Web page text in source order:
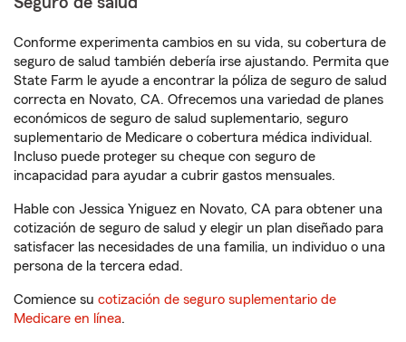
Conforme experimenta cambios en su vida, su cobertura de
seguro de salud también debería irse ajustando. Permita que
State Farm le ayude a encontrar la póliza de seguro de salud
correcta en Novato, CA. Ofrecemos una variedad de planes
económicos de seguro de salud suplementario, seguro
suplementario de Medicare o cobertura médica individual.
Incluso puede proteger su cheque con seguro de
incapacidad para ayudar a cubrir gastos mensuales.
Hable con Jessica Yniguez en Novato, CA para obtener una
cotización de seguro de salud y elegir un plan diseñado para
satisfacer las necesidades de una familia, un individuo o una
persona de la tercera edad.
Comience su cotización de seguro suplementario de
Medicare en línea.